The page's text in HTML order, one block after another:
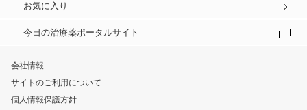
お気に入り
今日の治療薬ポータルサイト
会社情報
サイトのご利用について
個人情報保護方針